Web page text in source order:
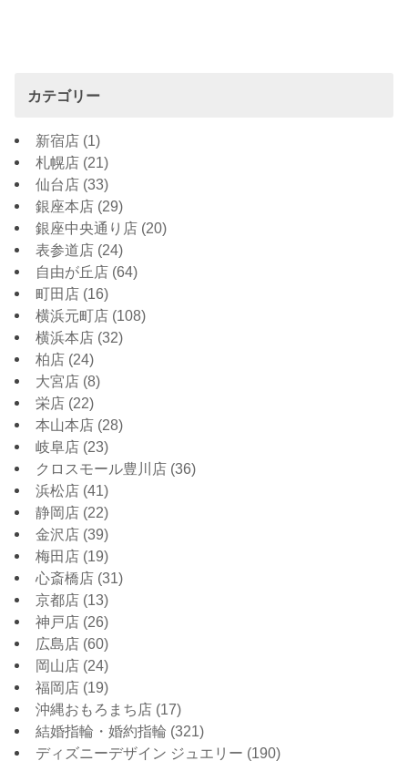
カテゴリー
新宿店 (1)
札幌店 (21)
仙台店 (33)
銀座本店 (29)
銀座中央通り店 (20)
表参道店 (24)
自由が丘店 (64)
町田店 (16)
横浜元町店 (108)
横浜本店 (32)
柏店 (24)
大宮店 (8)
栄店 (22)
本山本店 (28)
岐阜店 (23)
クロスモール豊川店 (36)
浜松店 (41)
静岡店 (22)
金沢店 (39)
梅田店 (19)
心斎橋店 (31)
京都店 (13)
神戸店 (26)
広島店 (60)
岡山店 (24)
福岡店 (19)
沖縄おもろまち店 (17)
結婚指輪・婚約指輪 (321)
ディズニーデザイン ジュエリー (190)